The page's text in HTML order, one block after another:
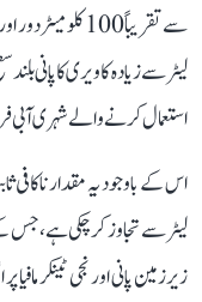
لیٹر سے زیادہ کاویری کا پانی
استعمال کرنے والے شہری
لیٹر سے تجاوز کر چکی ہے،